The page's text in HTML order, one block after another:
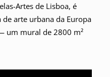
Artes de Lisboa, é
arte urbana da Europa
um mural de 2800 m²